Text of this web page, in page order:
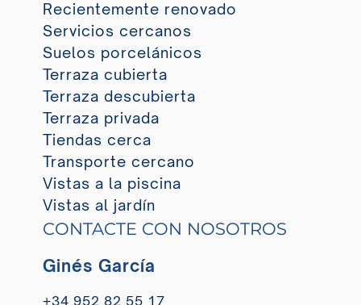
Recientemente renovado
Servicios cercanos
Suelos porcelánicos
Terraza cubierta
Terraza descubierta
Terraza privada
Tiendas cerca
Transporte cercano
Vistas a la piscina
Vistas al jardín
CONTACTE CON NOSOTROS
Ginés García
+34 952 82 55 17